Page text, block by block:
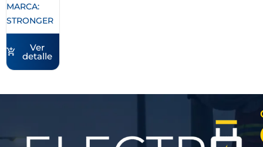
MARCA:
STRONGER
Ver
detalle